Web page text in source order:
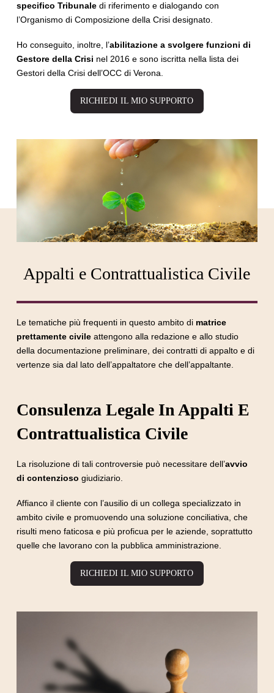
specifico Tribunaledi riferimento e dialogando con
l’Organismo di Composizione della Crisi designato.
Ho conseguito, inoltre, l’abilitazione a svolgere funzioni di
Gestore della Crisi nel 2016 e sono iscritta nella lista dei
Gestori della Crisi dell’OCC di Verona.
RICHIEDI IL MIO SUPPORTO
Appalti e Contrattualistica Civile
Le tematiche più frequenti in questo ambito dimatrice
prettamente civileattengono alla redazione e allo studio
della documentazione preliminare, dei contratti di appalto e di
vertenze sia dal lato dell’appaltatore che dell’appaltante.
Consulenza Legale In Appalti E
Contrattualistica Civile
La risoluzione di tali controversie può necessitare dell’avvio
di contenzioso giudiziario.
Affianco il cliente con l’ausilio di un collega specializzato in
ambito civile e promuovendo una soluzione conciliativa, che
risulti meno faticosa e più proficua per le aziende, soprattutto
quelle che lavorano con la pubblica amministrazione.
RICHIEDI IL MIO SUPPORTO